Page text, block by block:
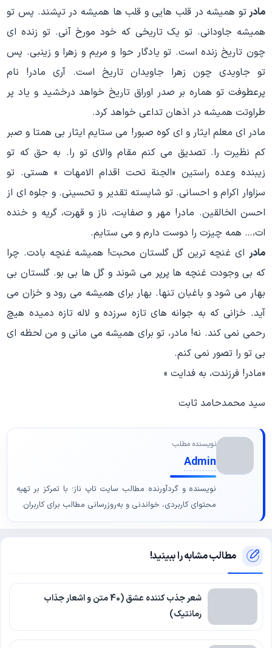
مادر تو همیشه در قلب هایی و قلب ها همیشه در تپشند. پس تو
همیشه جاودانی. تو یک تاریخی که خود مورخ آنی. تو زنده ای
چون تاریخ زنده است. تو یادگار حوا و مریم و زهرا و زینبی. پس
تو جاویدی چون زهرا جاویدان تاریخ است. آری مادر! نام
پرعطوفت تو هماره بر صدر اوراق تاریخ خواهد درخشید و یاد پر
طراوتت همیشه در اذهان تداعی خواهد کرد.
مادر ای معلم ایثار و ای کوه صبور! می ستایم ایثار بی همتا و صبر
کم نظیرت را. تصدیق می کنم مقام والای تو را. به حق که تو
زیبنده وعده راستین «الجنة تحت اقدام الامهات » هستی. تو
سزاوار اکرام و احسانی. تو شایسته تقدیر و تحسینی. و جلوه ای از
احسن الخالقین. مادر! مهر و صفایت، ناز و قهرت، گریه و خنده
ات،… همه چیزت را دوست دارم و می ستایم.
مادر ای غنچه ترین گل گلستان محبت! همیشه غنچه بادت. چرا
که بی وجودت غنچه ها پرپر می شوند و گل ها بی بو. گلستان بی
بهار می شود و باغبان تنها. بهار برای همیشه می رود و خزان می
آید. خزانی که به جوانه های تازه سرزده و لاله تازه دمیده هیچ
رحمی نمی کند. نه! مادر، تو برای همیشه می مانی و من لحظه ای
بی تو را تصور نمی کنم.
«مادر! فرزندت، به فدایت »
سید محمدحامد ثابت
نویسنده مطلب
Admin
نویسنده و گردآورنده مطالب سایت تاپ ناز؛ با تمرکز بر تهیه
محتوای کاربردی، خواندنی و به‌روزرسانی مطالب برای کاربران.
مطالب مشابه را ببینید!
شعر جذب کننده عشق (40 متن و اشعار جذاب
رمانتیک)